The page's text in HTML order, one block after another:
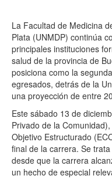
La Facultad de Medicina
Plata (UNMDP) continúa
principales instituciones
salud de la provincia de
posiciona como la
egresados, detrás de la
una proyección de entre
Este sábado 13 de
Privado de la
Objetivo Estructurado
final de la carrera. Se
desde que la carrera
un hecho de especial